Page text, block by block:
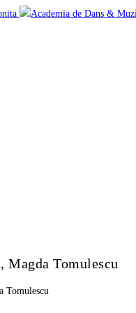
Magda Tomulescu
Tomulescu